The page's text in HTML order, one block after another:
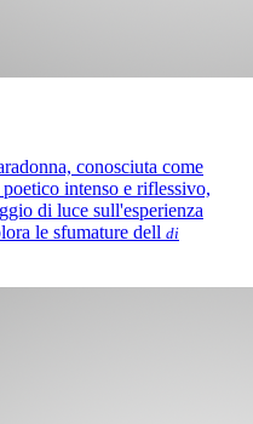
conosciuta come
intenso e riflessivo,
di luce sull'esperienza
le sfumature dell di